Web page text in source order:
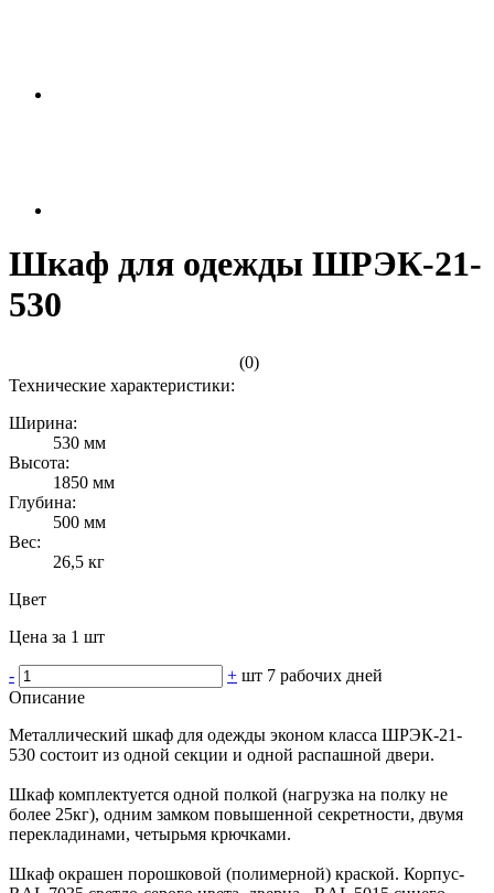
Шкаф для одежды ШРЭК-21-
530
(0)
Технические характеристики:
Ширина:
530 мм
Высота:
1850 мм
Глубина:
500 мм
Вес:
26,5 кг
Цвет
Цена за 1 шт
- + шт 7 рабочих дней
Описание
Металлический шкаф для одежды эконом класса ШРЭК-21-
530 состоит из одной секции и одной распашной двери.
Шкаф комплектуется одной полкой (нагрузка на полку не
более 25кг), одним замком повышенной секретности, двумя
перекладинами, четырьмя крючками.
Шкаф окрашен порошковой (полимерной) краской. Корпус-